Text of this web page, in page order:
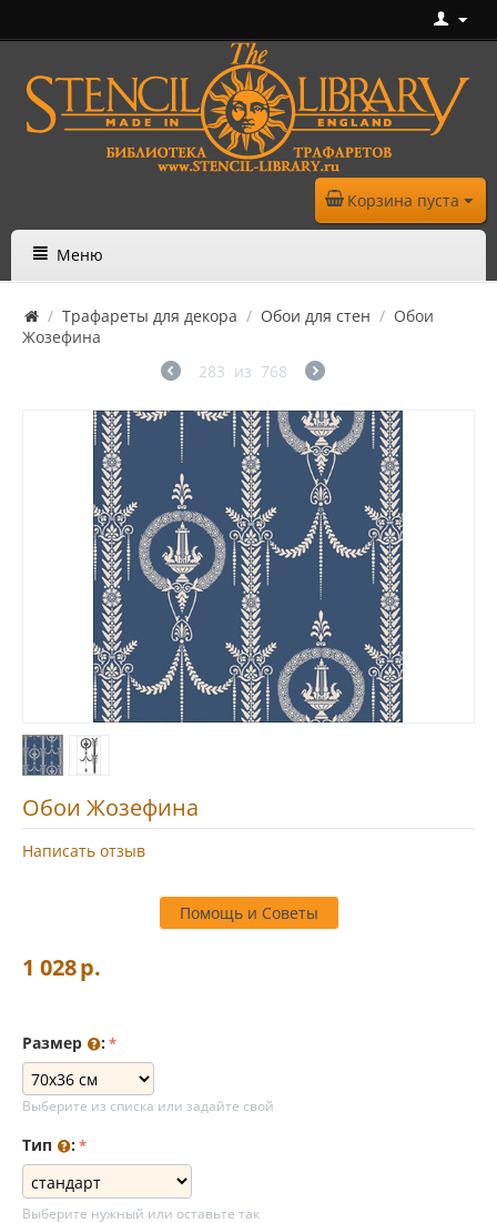
Корзина пуста
Меню
/ Трафареты для декора / Обои для стен / Обои
Жозефина
283 из 768
Обои Жозефина
Написать отзыв
Помощь и Советы
1 028р.
Размер :
Выберите из списка или задайте свой
Тип :
Выберите нужный или оставьте так